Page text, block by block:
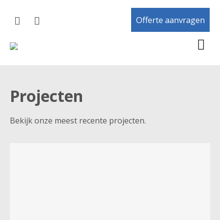
Offerte aanvragen
Projecten
Bekijk onze meest recente projecten.